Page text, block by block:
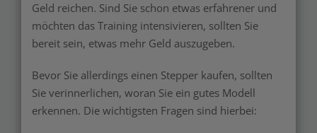
Geld reichen. Sind Sie schon etwas erfahrener und
möchten das Training intensivieren, sollten Sie
bereit sein, etwas mehr Geld auszugeben.
Bevor Sie allerdings einen Stepper kaufen, sollten
Sie verinnerlichen, woran Sie ein gutes Modell
erkennen. Die wichtigsten Fragen sind hierbei: